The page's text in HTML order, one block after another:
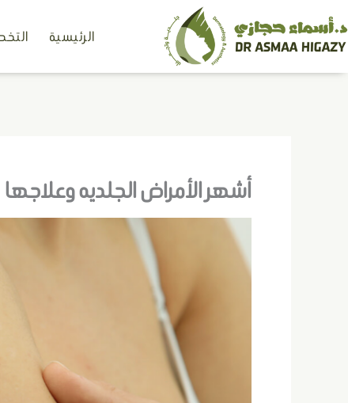
تخطي
إلى
الرئيسية
أشهر الأمراض الجلديه وعلاجها